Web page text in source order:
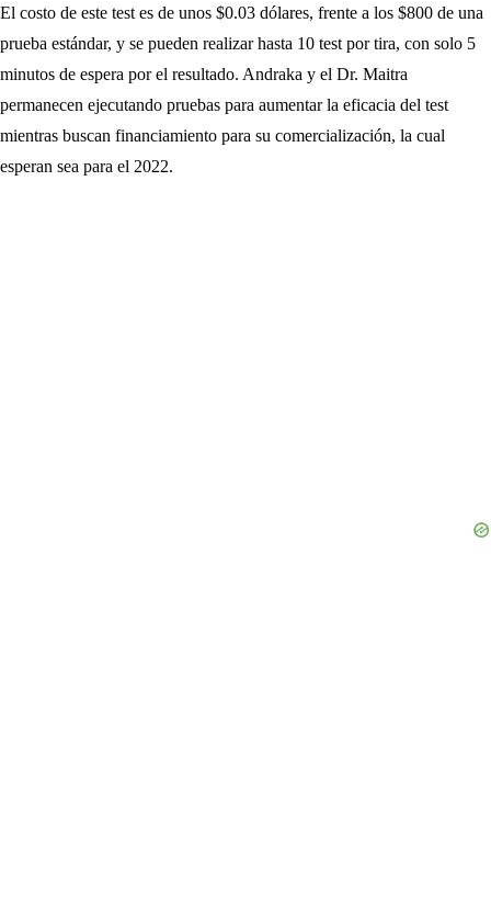
El costo de este test es de unos $0.03 dólares, frente a los $800 de una
prueba estándar, y se pueden realizar hasta 10 test por tira, con solo 5
minutos de espera por el resultado. Andraka y el Dr. Maitra
permanecen ejecutando pruebas para aumentar la eficacia del test
mientras buscan financiamiento para su comercialización, la cual
esperan sea para el 2022.